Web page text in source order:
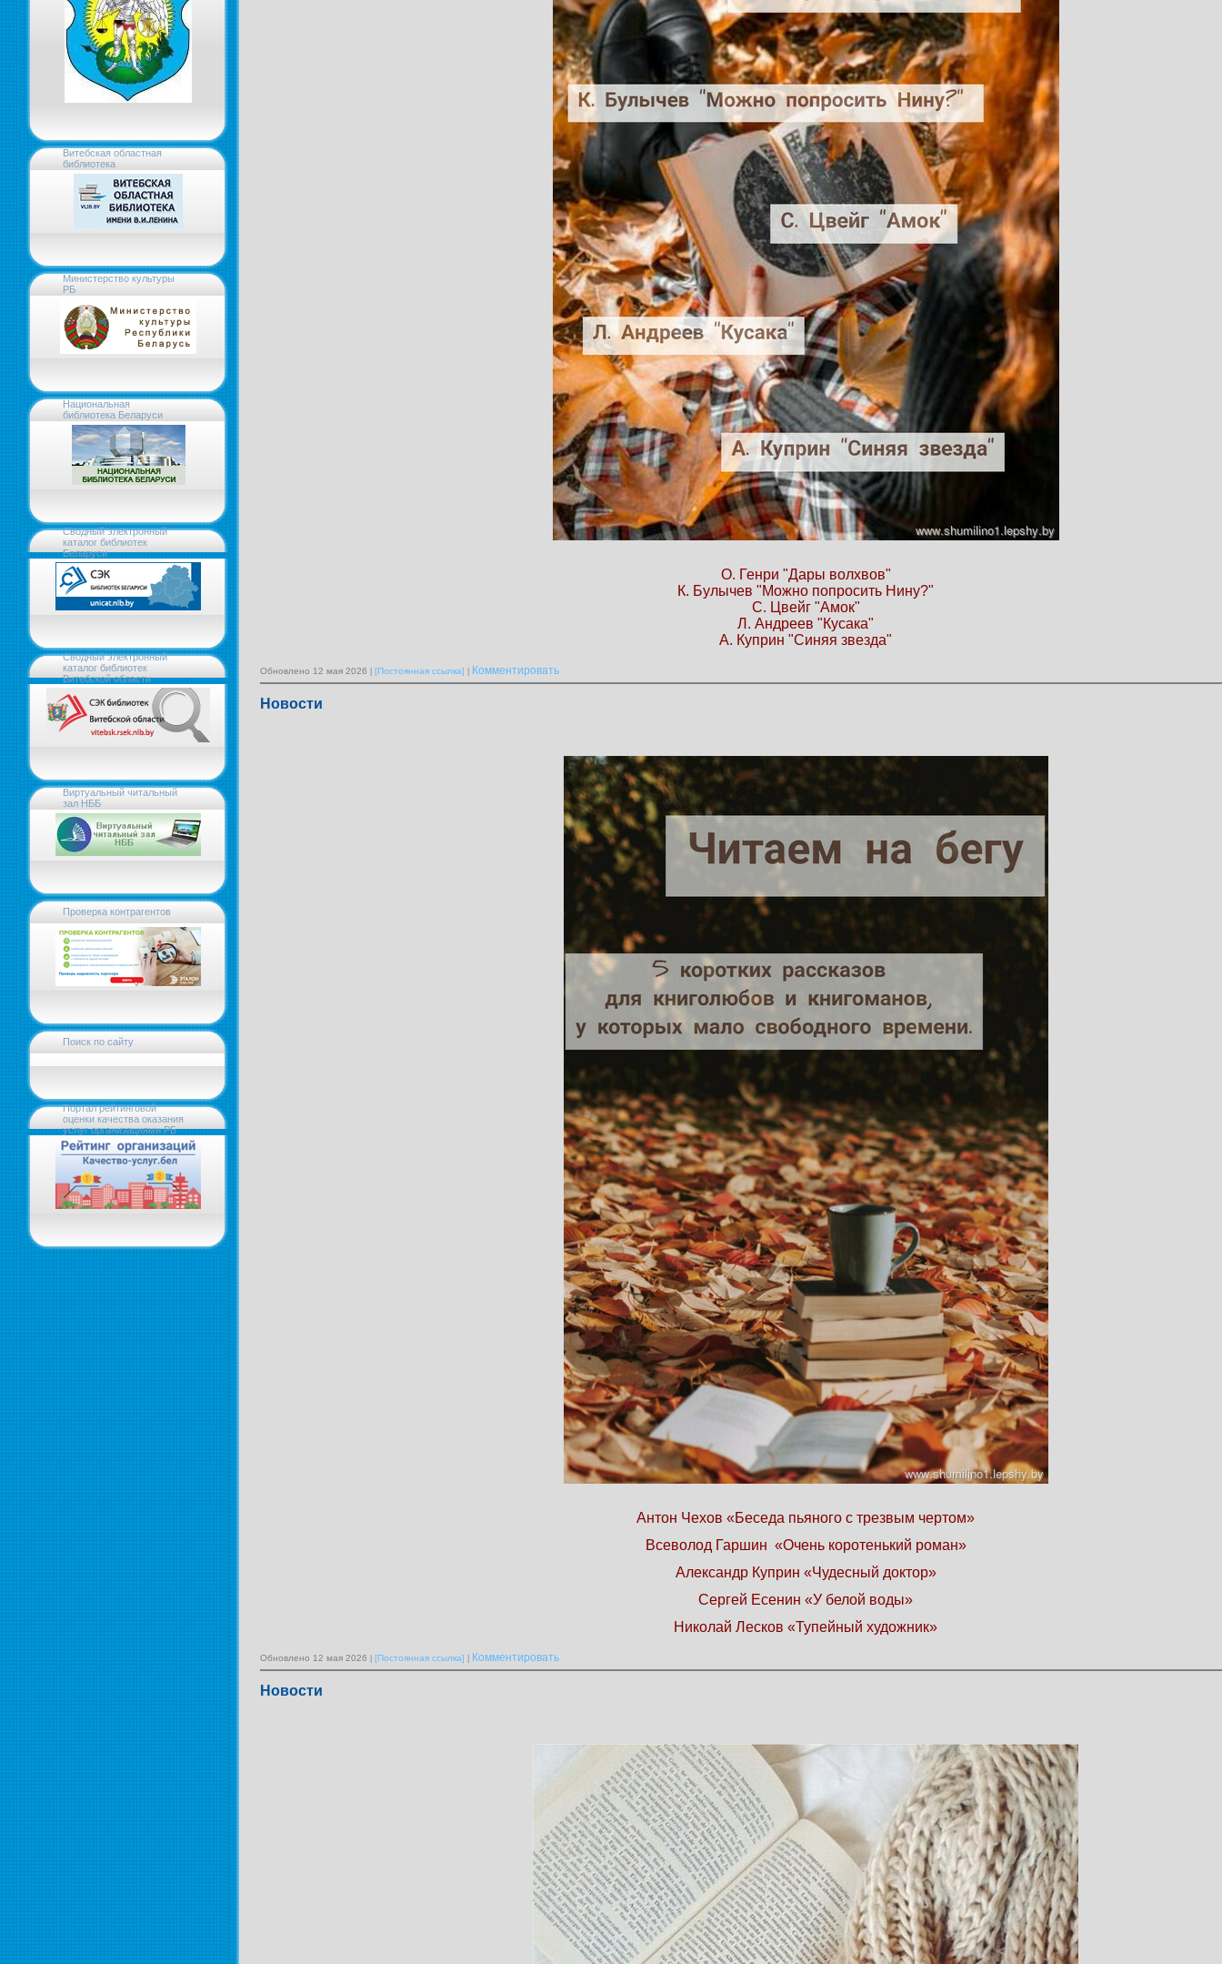
Витебская областная
библиотека
Министерство культуры
РБ
Национальная
библиотека Беларуси
Сводный электронный
каталог библиотек
Беларуси
Сводный электронный
каталог библиотек
Витебской области
Виртуальный читальный
зал НББ
Проверка контрагентов
Поиск по сайту
Портал рейтинговой
оценки качества оказания
услуг организациями РБ
О. Генри "Дары волхвов"
К. Булычев "Можно попросить Нину?"
С. Цвейг "Амок"
Л. Андреев "Кусака"
А. Куприн "Синяя звезда"
Обновлено 12 мая 2026 [Постоянная ссылка] Комментировать
Новости
Антон Чехов «Беседа пьяного с трезвым чертом»
Всеволод Гаршин «Очень коротенький роман»
Александр Куприн «Чудесный доктор»
Сергей Есенин «У белой воды»
Николай Лесков «Тупейный художник»
Обновлено 12 мая 2026 [Постоянная ссылка] Комментировать
Новости